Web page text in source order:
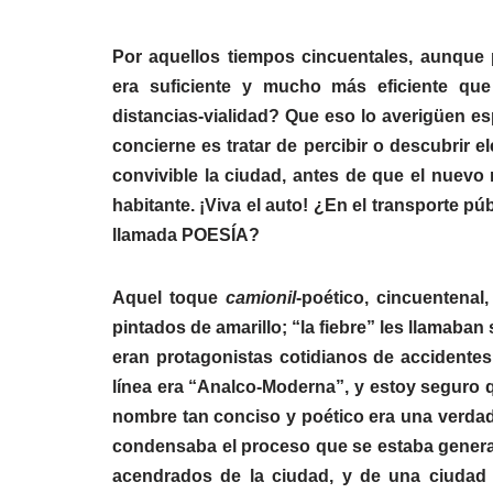
Por aquellos tiempos cincuentales,
era suficiente y mucho más eficiente
distancias-vialidad? Que eso lo averigüen
concierne es tratar de percibir o descubrir
convivible la ciudad, antes de que el
habitante. ¡Viva el auto! ¿En el transporte
llamada POESÍA?
Aquel toque camionil-poético,
pintados de amarillo; “la fiebre” les
eran protagonistas cotidianos de
línea era “Analco-Moderna”, y estoy
nombre tan conciso y poético era una
condensaba el proceso que se estaba
acendrados de la ciudad, y de una